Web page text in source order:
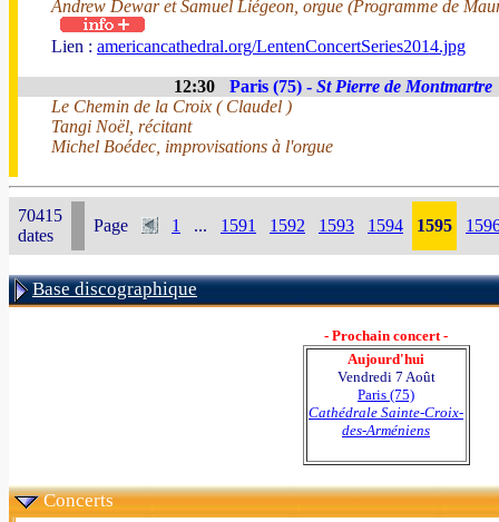
Andrew Dewar et Samuel Liégeon, orgue (Programme de
Lien : americancathedral.org/LentenConcertSeries2014.jpg
12:30 Paris (75) - St Pierre de Montmartre
Le Chemin de la Croix ( Claudel )
Tangi Noël, récitant
Michel Boédec, improvisations à l'orgue
70415
dates
Page 1 ... 1591 1592 1593 1594 1595
Base discographique
- Prochain concert -
Aujourd'hui
Vendredi 7 Août
Paris (75)
Cathédrale Sainte-Croix-
des-Arméniens
Concerts